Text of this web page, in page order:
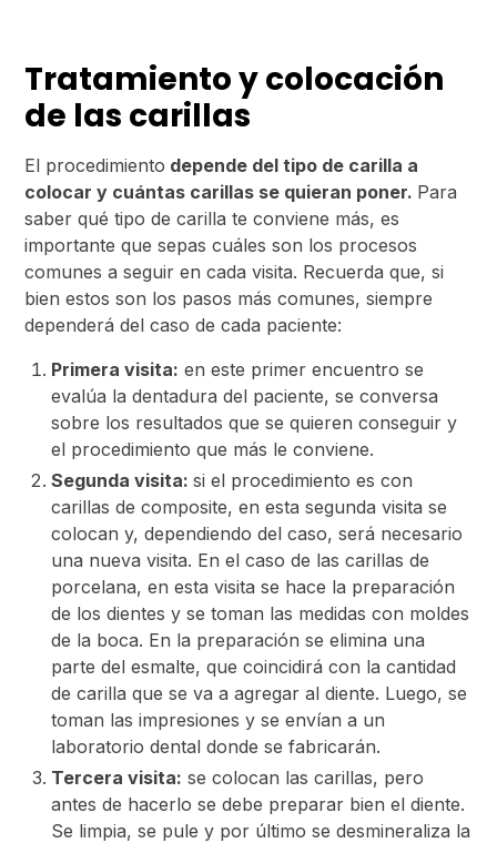
Tratamiento y colocación
de las carillas
El procedimiento depende del tipo de carilla a
colocar y cuántas carillas se quieran poner. Para
saber qué tipo de carilla te conviene más, es
importante que sepas cuáles son los procesos
comunes a seguir en cada visita. Recuerda que, si
bien estos son los pasos más comunes, siempre
dependerá del caso de cada paciente:
Primera visita: en este primer encuentro se
evalúa la dentadura del paciente, se conversa
sobre los resultados que se quieren conseguir y
el procedimiento que más le conviene.
Segunda visita:si el procedimiento es con
carillas de composite, en esta segunda visita se
colocan y, dependiendo del caso, será necesario
una nueva visita. En el caso de las carillas de
porcelana, en esta visita se hace la preparación
de los dientes y se toman las medidas con moldes
de la boca. En la preparación se elimina una
parte del esmalte, que coincidirá con la cantidad
de carilla que se va a agregar al diente. Luego, se
toman las impresiones y se envían a un
laboratorio dental donde se fabricarán.
Tercera visita: se colocan las carillas, pero
antes de hacerlo se debe preparar bien el diente.
Se limpia, se pule y por último se desmineraliza la